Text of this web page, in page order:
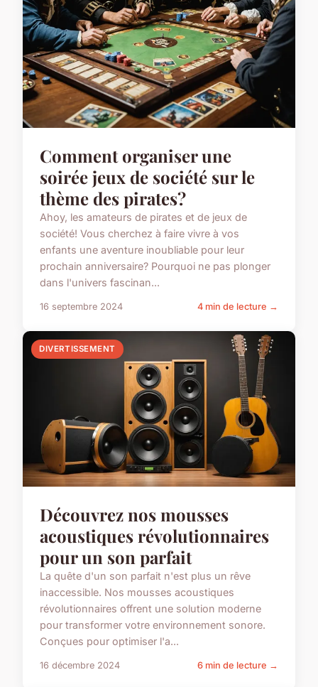
Comment organiser une
soirée jeux de société sur le
thème des pirates?
Ahoy, les amateurs de pirates et de jeux de
société! Vous cherchez à faire vivre à vos
enfants une aventure inoubliable pour leur
prochain anniversaire? Pourquoi ne pas plonger
dans l'univers fascinan...
16 septembre 2024 4 min de lecture →
DIVERTISSEMENT
Découvrez nos mousses
acoustiques révolutionnaires
pour un son parfait
La quête d'un son parfait n'est plus un rêve
inaccessible. Nos mousses acoustiques
révolutionnaires offrent une solution moderne
pour transformer votre environnement sonore.
Conçues pour optimiser l'a...
16 décembre 2024 6 min de lecture →